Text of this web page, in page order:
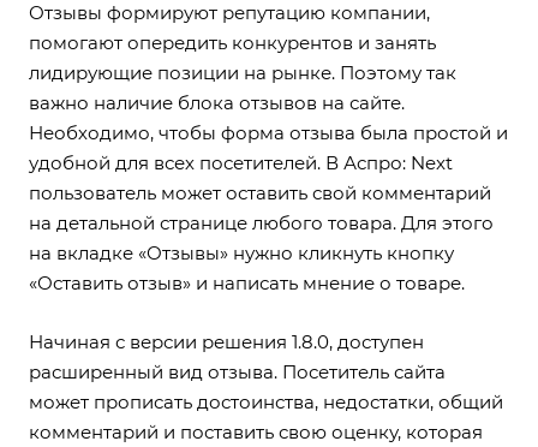
Отзывы формируют репутацию компании,
помогают опередить конкурентов и занять
лидирующие позиции на рынке. Поэтому так
важно наличие блока отзывов на сайте.
Необходимо, чтобы форма отзыва была простой и
удобной для всех посетителей. В Аспро: Next
пользователь может оставить свой комментарий
на детальной странице любого товара. Для этого
на вкладке «Отзывы» нужно кликнуть кнопку
«Оставить отзыв» и написать мнение о товаре.
Начиная с версии решения 1.8.0, доступен
расширенный вид отзыва. Посетитель сайта
может прописать достоинства, недостатки, общий
комментарий и поставить свою оценку, которая